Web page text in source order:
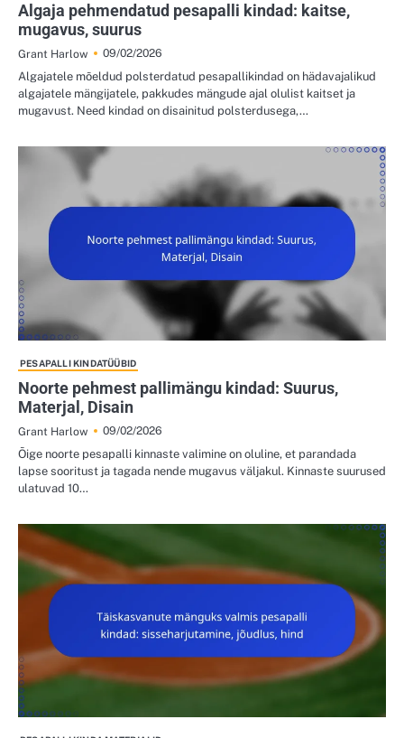
Algaja pehmendatud pesapalli kindad: kaitse,
mugavus, suurus
Grant Harlow
09/02/2026
Algajatele mõeldud polsterdatud pesapallikindad on hädavajalikud
algajatele mängijatele, pakkudes mängude ajal olulist kaitset ja
mugavust. Need kindad on disainitud polsterdusega,…
PESAPALLI KINDATÜÜBID
Noorte pehmest pallimängu kindad: Suurus,
Materjal, Disain
Grant Harlow
09/02/2026
Õige noorte pesapalli kinnaste valimine on oluline, et parandada
lapse sooritust ja tagada nende mugavus väljakul. Kinnaste suurused
ulatuvad 10…